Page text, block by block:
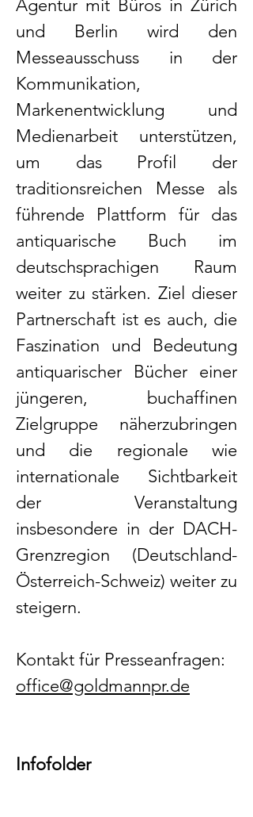
Agentur mit Büros in Zürich
und Berlin wird den
Messeausschuss in der
Kommunikation,
Markenentwicklung und
Medienarbeit unterstützen,
um das Profil der
traditionsreichen Messe als
führende Plattform für das
antiquarische Buch im
deutschsprachigen Raum
weiter zu stärken. Ziel dieser
Partnerschaft ist es auch, die
Faszination und Bedeutung
antiquarischer Bücher einer
jüngeren, buchaffinen
Zielgruppe näherzubringen
und die regionale wie
internationale Sichtbarkeit
der Veranstaltung
insbesondere in der DACH-
Grenzregion (Deutschland-
Österreich-Schweiz) weiter zu
steigern.
Kontakt für Presseanfragen:
office@goldmannpr.de
Infofolder